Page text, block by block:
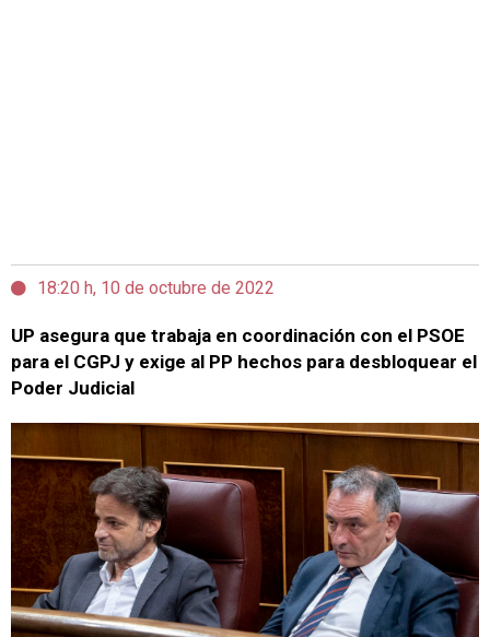
18:20 h, 10 de octubre de 2022
UP asegura que trabaja en coordinación con el PSOE
para el CGPJ y exige al PP hechos para desbloquear el
Poder Judicial